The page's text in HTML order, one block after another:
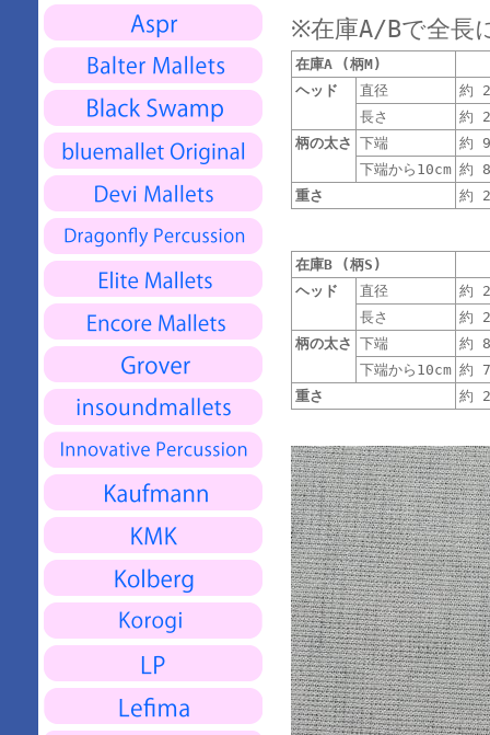
※在庫A/Bで全長
在庫A (柄M)
ヘッド
直径
約
長さ
約
柄の太さ 下端
約
下端から10cm 約
重さ
約
在庫B (柄S)
ヘッド
直径
約
長さ
約
柄の太さ 下端
約
下端から10cm 約
重さ
約